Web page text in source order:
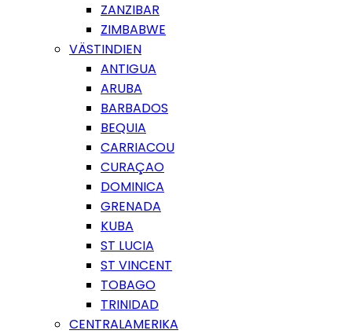
ZANZIBAR
ZIMBABWE
VÄSTINDIEN
ANTIGUA
ARUBA
BARBADOS
BEQUIA
CARRIACOU
CURAÇAO
DOMINICA
GRENADA
KUBA
ST LUCIA
ST VINCENT
TOBAGO
TRINIDAD
CENTRALAMERIKA